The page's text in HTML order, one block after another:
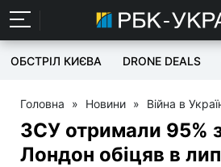
ОБСТРІЛ КИЄВА DRONE DEALS
Головна » Новини » Війна в
ЗСУ отримали 95%
Лондон обіцяв в